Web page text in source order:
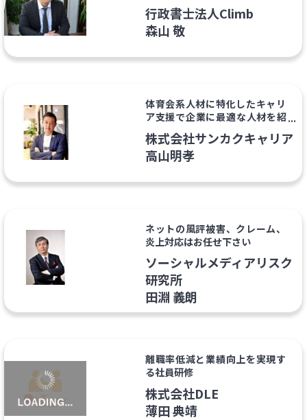
行政書士法人Climb
森山 敬
体育会系人材に特化したキャリ
ア支援で企業に最適な人材を紹
介
株式会社サンカクキャリア
高山明孝
ネットの風評被害、クレーム、
炎上対応はお任せ下さい
ソーシャルメディアリスク
研究所
田淵 義朗
離職率低減と業績向上を実現す
る社員研修
株式会社DLE
薄田 典靖